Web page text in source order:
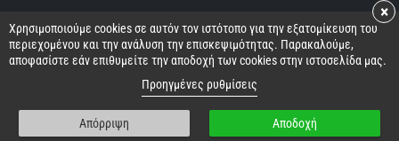
FacebookYoutubeInstagram
Twitter
© 2026 ΙΝ-Ε.Σ.Α.μεΑ.
Όροι και προϋποθέσεις
Προσωπικά δεδομένα • Πολιτική cookies
Χρησιμοποιούμε cookies σε αυτόν τον ιστότοπο για την εξατομίκευση του
περιεχομένου και την ανάλυση την επισκεψιμότητας. Παρακαλούμε,
αποφασίστε εάν επιθυμείτε την αποδοχή των cookies στην ιστοσελίδα μας.
Προηγμένες ρυθμίσεις
Απόρριψη Αποδοχή
×